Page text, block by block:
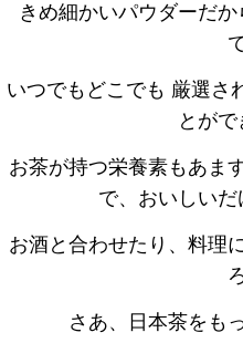
きめ細かいパウダーだ
いつでもどこでも 厳選さ
とがで
お茶が持つ栄養素もあま
で、おいしいだ
お酒と合わせたり、料理
さあ、日本茶をも